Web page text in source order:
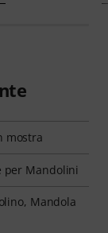
mostra
per Mandolini
Mandola